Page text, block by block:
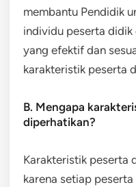
membantu Pendidik
individu peserta
yang efektif dan
karakteristik peserta
B. Mengapa
diperhatikan?
Karakteristik peserta
karena setiap